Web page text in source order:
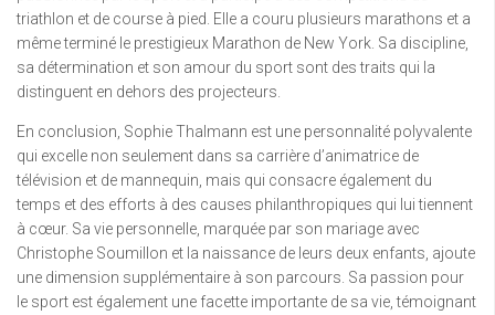
triathlon et de course à pied. Elle a couru plusieurs marathons et a
même terminé le prestigieux Marathon de New York. Sa discipline,
sa détermination et son amour du sport sont des traits qui la
distinguent en dehors des projecteurs.
En conclusion, Sophie Thalmann est une personnalité polyvalente
qui excelle non seulement dans sa carrière d’animatrice de
télévision et de mannequin, mais qui consacre également du
temps et des efforts à des causes philanthropiques qui lui tiennent
à cœur. Sa vie personnelle, marquée par son mariage avec
Christophe Soumillon et la naissance de leurs deux enfants, ajoute
une dimension supplémentaire à son parcours. Sa passion pour
le sport est également une facette importante de sa vie, témoignant